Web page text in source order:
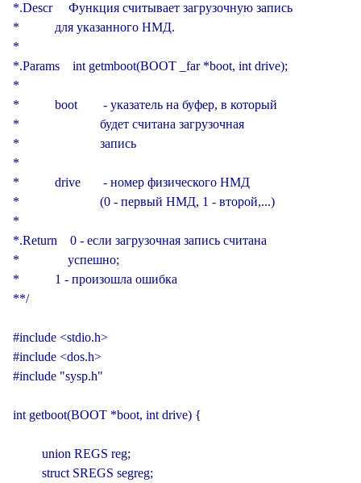
*.Descr     Функция считывает загрузочную запись
*           для указанного НМД.
*
*.Params    int getmboot(BOOT _far *boot, int drive);
*
*           boot        - указатель на буфер, в который
*                         будет считана загрузочная
*                         запись
*
*           drive       - номер физического НМД
*                         (0 - первый НМД, 1 - второй,...)
*
*.Return    0 - если загрузочная запись считана
*               успешно;
*           1 - произошла ошибка
**/
#include <stdio.h>
#include <dos.h>
#include "sysp.h"
int getboot(BOOT *boot, int drive) {
         union REGS reg;
         struct SREGS segreg;